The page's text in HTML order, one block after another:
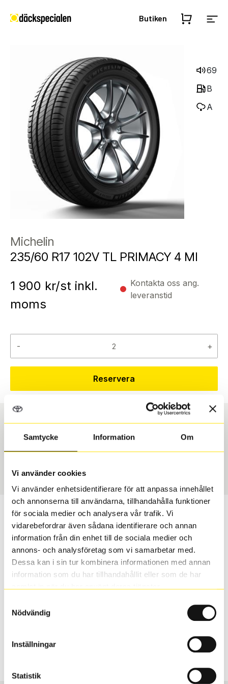
Samtycke Information Om
Vi använder cookies
Vi använder enhetsidentifierare för att anpassa innehållet
och annonserna till användarna, tillhandahålla funktioner
för sociala medier och analysera vår trafik. Vi
vidarebefordrar även sådana identifierare och annan
information från din enhet till de sociala medier och
annons- och analysföretag som vi samarbetar med.
Dessa kan i sin tur kombinera informationen med annan
information som du har tillhandahållit eller som de har
Nödvändig
Inställningar
Statistik
Butiken
69
B
A
Michelin
235/60 R17 102V TL PRIMACY 4 MI
1 900 kr/st inkl.
moms
Kontakta oss ang.
leveranstid
- +
Reservera
Däcktyp Däckstorlek
2038
Passar detta däck min bil?
Ange registreringsnummer för att se om det däck du
valt passar din bilmodell. Om du köper däck som skall
sättas på dina befintliga fälgar, se till att kolla en extra
gång så att däck och fälg har samma dimensioner.
Ibland kan fälgen ha bytts ut under årens lopp och
fabrik.
S Sök